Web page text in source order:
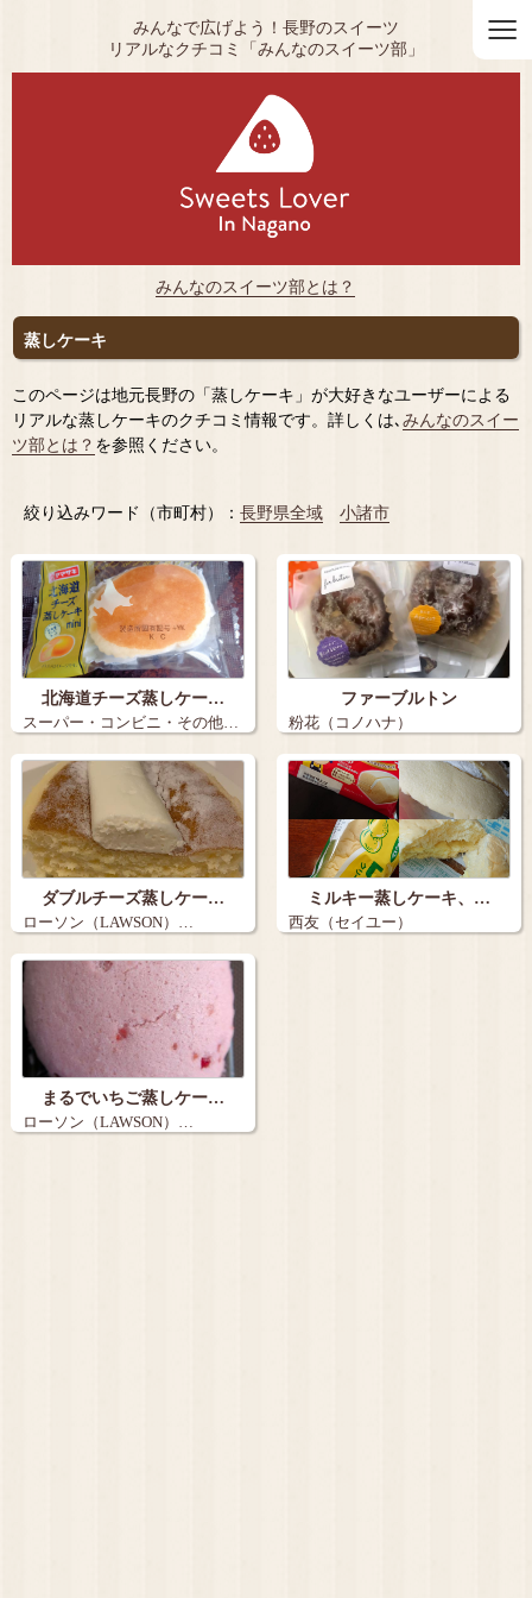
≡
みんなで広げよう！長野のスイーツ
リアルなクチコミ「みんなのスイーツ部」
みんなのスイーツ部とは？
蒸しケーキ
このページは地元長野の「蒸しケーキ」が大好きなユーザーによる
リアルな蒸しケーキのクチコミ情報です。詳しくは､ みんなのスイー
ツ部とは？ を参照ください。
絞り込みワード（市町村）： 長野県全域 小諸市
北海道チーズ蒸しケー…
スーパー・コンビニ・その他…
ファーブルトン
粉花（コノハナ）
ダブルチーズ蒸しケー…
ローソン（LAWSON）…
ミルキー蒸しケーキ、…
西友（セイユー）
まるでいちご蒸しケー…
ローソン（LAWSON）…